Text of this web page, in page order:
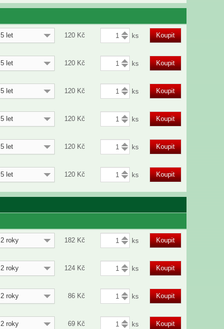
5 let 120 Kč Koupit
5 let 120 Kč Koupit
5 let 120 Kč Koupit
5 let 120 Kč Koupit
5 let 120 Kč Koupit
5 let 120 Kč Koupit
2 roky 182 Kč Koupit
2 roky 124 Kč Koupit
2 roky 86 Kč Koupit
2 roky 69 Kč Koupit